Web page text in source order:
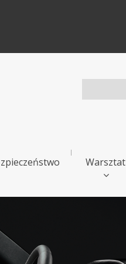
Warsztat